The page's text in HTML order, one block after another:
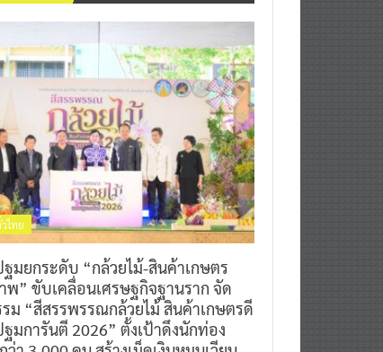
ไทย
มยกระดับ “กล้วยไม้-สินค้าเกษตร
” ขับเคลื่อนเศรษฐกิจฐานราก จัด
ม “สีสรรพรรณกล้วยไม้ สินค้าเกษตรดี
มการันตี 2026” ตั้งเป้าดึงนักท่อง